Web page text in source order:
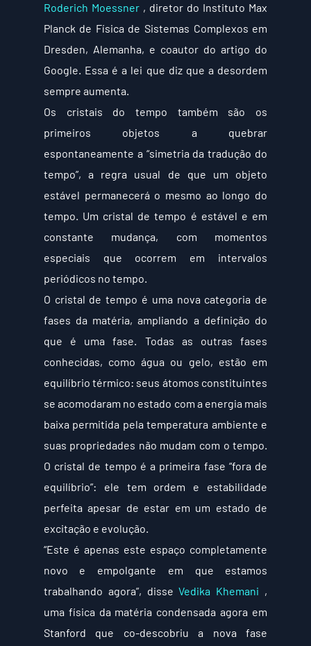
Roderich Moessner , diretor do Instituto Max
Planck de Física de Sistemas Complexos em
Dresden, Alemanha, e coautor do artigo do
Google. Essa é a lei que diz que a desordem
sempre aumenta.
Os cristais do tempo também são os
primeiros objetos a quebrar
espontaneamente a “simetria da tradução do
tempo”, a regra usual de que um objeto
estável permanecerá o mesmo ao longo do
tempo. Um cristal de tempo é estável e em
constante mudança, com momentos
especiais que ocorrem em intervalos
periódicos no tempo.
O cristal de tempo é uma nova categoria de
fases da matéria, ampliando a definição do
que é uma fase. Todas as outras fases
conhecidas, como água ou gelo, estão em
equilíbrio térmico: seus átomos constituintes
se acomodaram no estado com a energia mais
baixa permitida pela temperatura ambiente e
suas propriedades não mudam com o tempo.
O cristal de tempo é a primeira fase “fora de
equilíbrio”: ele tem ordem e estabilidade
perfeita apesar de estar em um estado de
excitação e evolução.
“Este é apenas este espaço completamente
novo e empolgante em que estamos
trabalhando agora”, disse Vedika Khemani ,
uma física da matéria condensada agora em
Stanford que co-descobriu a nova fase